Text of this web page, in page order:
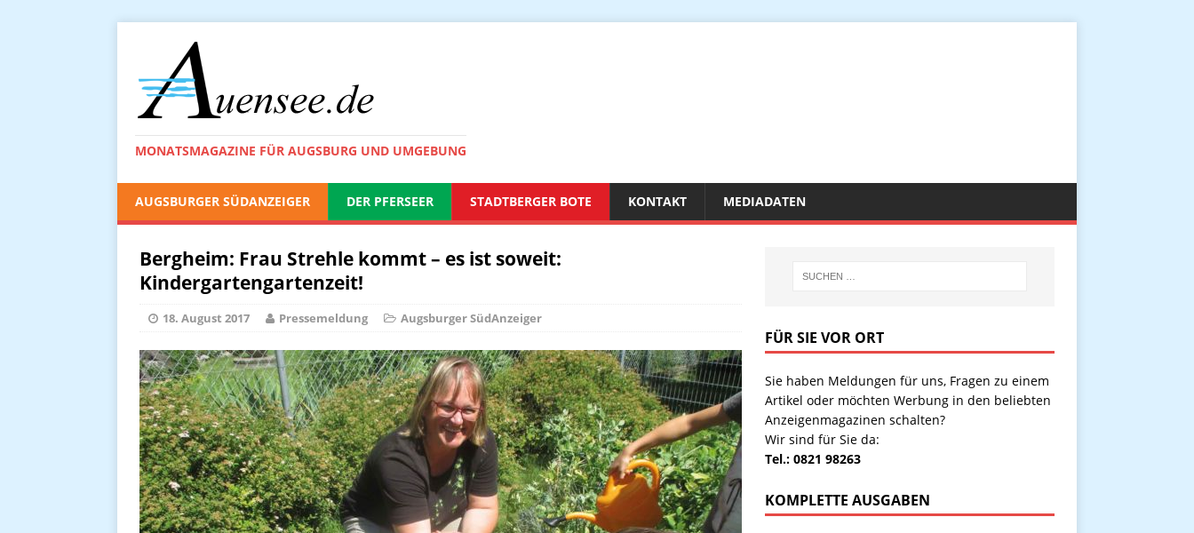
MONATSMAGAZINE FÜR AUGSBURG UND UMGEBUNG
AUGSBURGER SÜDANZEIGER DER PFERSEER STADTBERGER BOTE KONTAKT MEDIADATEN
Bergheim: Frau Strehle kommt – es ist soweit:
Kindergartengartenzeit!
18. August 2017 Pressemeldung Augsburger SüdAnzeiger
FÜR SIE VOR ORT
Sie haben Meldungen für uns, Fragen zu einem
Artikel oder möchten Werbung in den beliebten
Anzeigenmagazinen schalten?
Wir sind für Sie da:
Tel.: 0821 98263
KOMPLETTE AUSGABEN